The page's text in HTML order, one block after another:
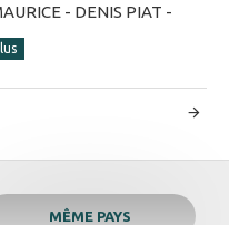
- DENIS PIAT -
MÊME PAYS